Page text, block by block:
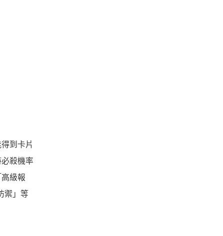
到卡片
殺機率
級報
禦」等